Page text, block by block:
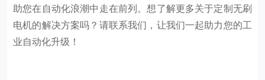
助您在自动化浪潮中走在前列。想了解更多关于定制无刷
电机的解决方案吗？请联系我们，让我们一起助力您的工
业自动化升级！